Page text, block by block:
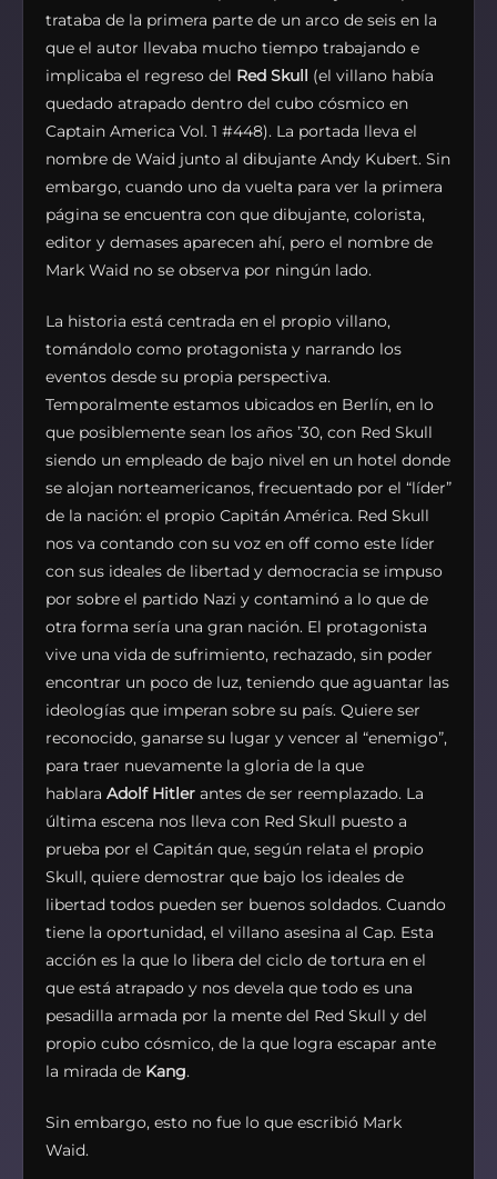
trataba de la primera parte de un arco de seis en la
que el autor llevaba mucho tiempo trabajando e
implicaba el regreso del Red Skull (el villano había
quedado atrapado dentro del cubo cósmico en
Captain America Vol. 1 #448). La portada lleva el
nombre de Waid junto al dibujante Andy Kubert. Sin
embargo, cuando uno da vuelta para ver la primera
página se encuentra con que dibujante, colorista,
editor y demases aparecen ahí, pero el nombre de
Mark Waid no se observa por ningún lado.
La historia está centrada en el propio villano,
tomándolo como protagonista y narrando los
eventos desde su propia perspectiva.
Temporalmente estamos ubicados en Berlín, en lo
que posiblemente sean los años ’30, con Red Skull
siendo un empleado de bajo nivel en un hotel donde
se alojan norteamericanos, frecuentado por el “líder”
de la nación: el propio Capitán América. Red Skull
nos va contando con su voz en off como este líder
con sus ideales de libertad y democracia se impuso
por sobre el partido Nazi y contaminó a lo que de
otra forma sería una gran nación. El protagonista
vive una vida de sufrimiento, rechazado, sin poder
encontrar un poco de luz, teniendo que aguantar las
ideologías que imperan sobre su país. Quiere ser
reconocido, ganarse su lugar y vencer al “enemigo”,
para traer nuevamente la gloria de la que
hablara Adolf Hitler antes de ser reemplazado. La
última escena nos lleva con Red Skull puesto a
prueba por el Capitán que, según relata el propio
Skull, quiere demostrar que bajo los ideales de
libertad todos pueden ser buenos soldados. Cuando
tiene la oportunidad, el villano asesina al Cap. Esta
acción es la que lo libera del ciclo de tortura en el
que está atrapado y nos devela que todo es una
pesadilla armada por la mente del Red Skull y del
propio cubo cósmico, de la que logra escapar ante
la mirada de Kang.
Sin embargo, esto no fue lo que escribió Mark
Waid.